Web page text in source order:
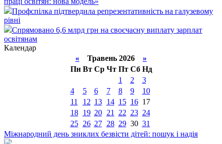
Профспілка підтвердила репрезентативність на галузевому
рівні
Спрямовано 6,6 млрд грн на своєчасну виплату зарплат
освітянам
Календар
« Травень 2026 »
Пн Вт Ср Чт Пт Сб Нд
1
2
3
4
5 6 7 8 9
10
11
12 13 14 15 16 17
18
19 20 21 22 23 24
25
26 27 28 29 30 31
Міжнародний день зниклих безвісти дітей: пошук і надія